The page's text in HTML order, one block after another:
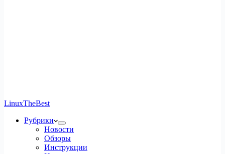
LinuxTheBest
Рубрики
Новости
Обзоры
Инструкции